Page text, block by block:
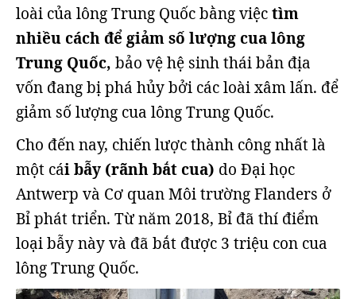
loài của lông Trung Quốc bằng việctìm
nhiều cách để giảm số lượng cua lông
Trung Quốc, bảo vệ hệ sinh thái bản địa
vốn đang bị phá hủy bởi các loài xâm lấn. để
giảm số lượng cua lông Trung Quốc.
Cho đến nay, chiến lược thành công nhất là
một cái bẫy (rãnh bắt cua) do Đại học
Antwerp và Cơ quan Môi trường Flanders ở
Bỉ phát triển. Từ năm 2018, Bỉ đã thí điểm
loại bẫy này và đã bắt được 3 triệu con cua
lông Trung Quốc.